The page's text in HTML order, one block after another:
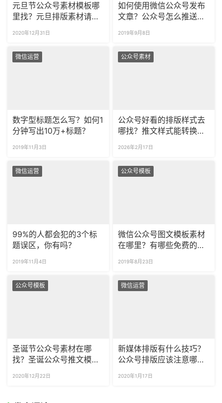
元旦节公众号素材模板哪
里找？元旦排版素材请认
2020年12月31日
如何使用微信公众号发布
文章？公众号怎么推送文
2019年9月8日
微信运营
数字型标题怎么写？如何1
分钟写出10万+标题？
2019年11月3日
公众号素材
公众号好看的排版样式去
哪找？推文样式能转换成
2026年2月17日
微信运营
99%的人都会犯的3个标
题误区，你有吗？
2019年11月4日
公众号模板
微信公众号图文模板素材
在哪里？有哪些免费的公
2019年8月23日
公众号模板
圣诞节公众号素材在哪
找？圣诞公众号推文模板
2020年12月22日
微信运营
新媒体排版有什么技巧？
公众号排版应该注意哪些
2020年1月17日